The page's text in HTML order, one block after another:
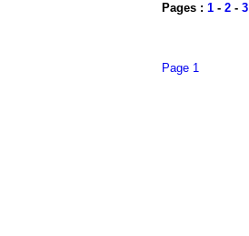
Pages : 1 - 2 - 3
Page 1